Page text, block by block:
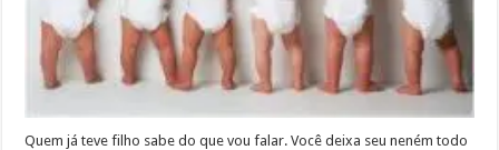
Quem já teve filho sabe do que vou falar. Você deixa seu neném todo